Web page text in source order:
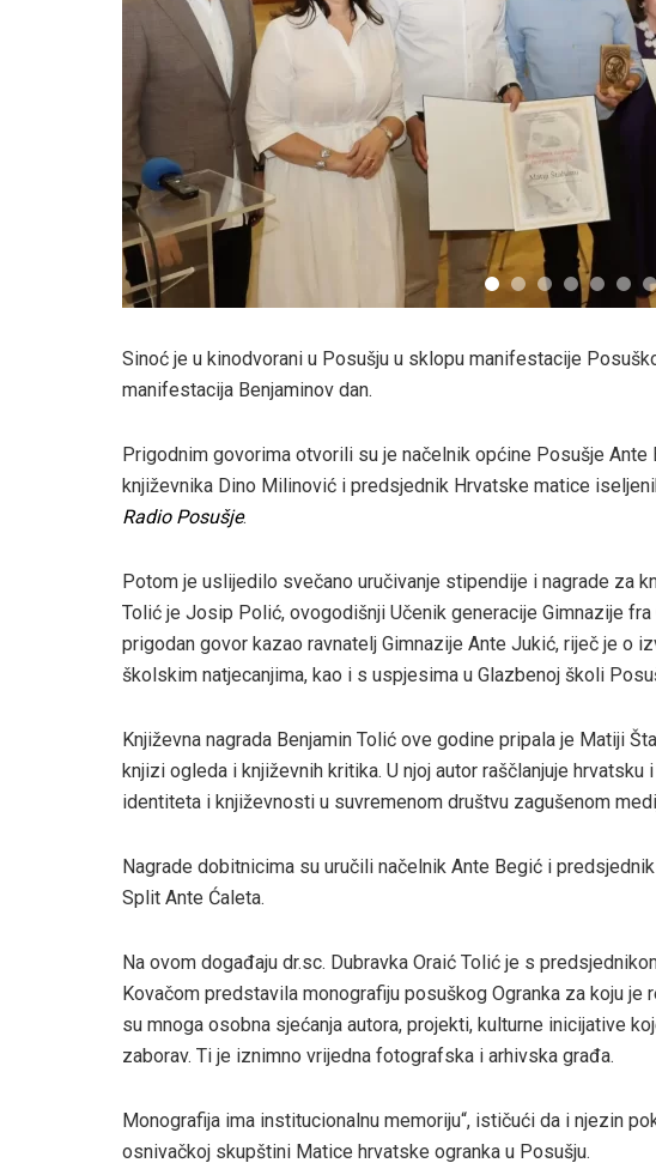
Sinoć je u kinodvorani u Posušju u sklopu manifestacije
manifestacija Benjaminov dan.
Prigodnim govorima otvorili su je načelnik općine Posušje
književnika Dino Milinović i predsjednik Hrvatske matice
Radio Posušje.
Potom je uslijedilo svečano uručivanje stipendije i nagrade za
Tolić je Josip Polić, ovogodišnji Učenik generacije Gimnazije
prigodan govor kazao ravnatelj Gimnazije Ante Jukić, riječ je o
školskim natjecanjima, kao i s uspjesima u Glazbenoj školi
Književna nagrada Benjamin Tolić ove godine pripala je Matiji
knjizi ogleda i književnih kritika. U njoj autor raščlanjuje
identiteta i književnosti u suvremenom društvu zagušenom
Nagrade dobitnicima su uručili načelnik Ante Begić i
Split Ante Ćaleta.
Na ovom događaju dr.sc. Dubravka Oraić Tolić je s
Kovačom predstavila monografiju posuškog Ogranka za koju je
su mnoga osobna sjećanja autora, projekti, kulturne inicijative
zaborav. Ti je iznimno vrijedna fotografska i arhivska građa.
Monografija ima institucionalnu memoriju“, ističući da i njezin
osnivačkoj skupštini Matice hrvatske ogranka u Posušju.